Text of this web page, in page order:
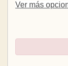
Ver más